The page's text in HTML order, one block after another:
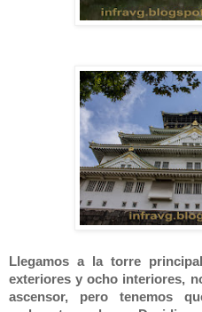
Llegamos a la torre
exteriores y ocho interiores,
ascensor, pero tenemos